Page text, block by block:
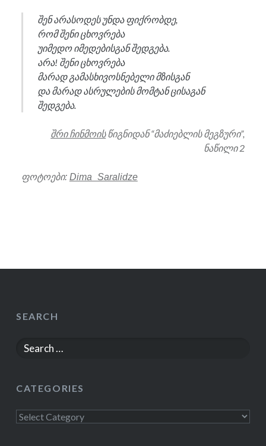
შენ არასოდეს უნდა ფიქრობდე,
რომ შენი ცხოვრება
უიმედო იმედებისგან შედგება.
არა! შენი ცხოვრება
მარად გამასხივოსნებელი მზისგან
და მარად ასრულების მომტან ცისაგან
შედგება.
შრი ჩინმოისწიგნიდან “მაძიებლის მეგზური”,
ნაწილი 2
ფოტოები: Dima_Saralidze
SEARCH
Search
CATEGORIES
Categories